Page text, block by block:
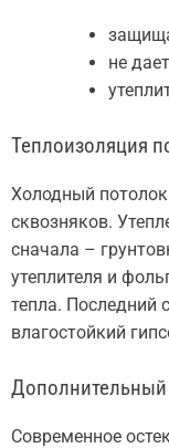
не
Теплоизоляция
Холодный
сквозняков.
сначала –
утеплителя и
тепла. Последний
влагостойкий
Дополнительный
Современное